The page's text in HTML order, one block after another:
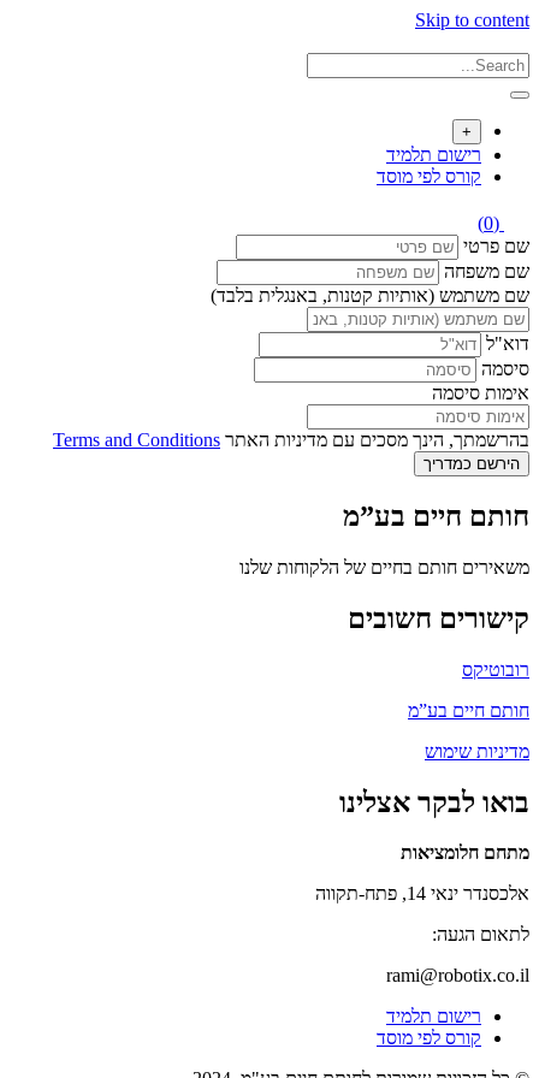
Skip to content
+
רישום תלמיד
קורס לפי מוסד
(0)
שם פרטי
שם משפחה
שם משתמש (אותיות קטנות, באנגלית בלבד)
דוא"ל
סיסמה
אימות סיסמה
בהרשמתך, הינך מסכים עם מדיניות האתר Terms and Conditions
הירשם כמדריך
חותם חיים בע”מ
משאירים חותם בחיים של הלקוחות שלנו
קישורים חשובים
רובוטיקס
חותם חיים בע”מ
מדיניות שימוש
בואו לבקר אצלינו
מתחם חלומציאות
אלכסנדר ינאי 14, פתח-תקווה
לתאום הגעה:
rami@robotix.co.il
רישום תלמיד
קורס לפי מוסד